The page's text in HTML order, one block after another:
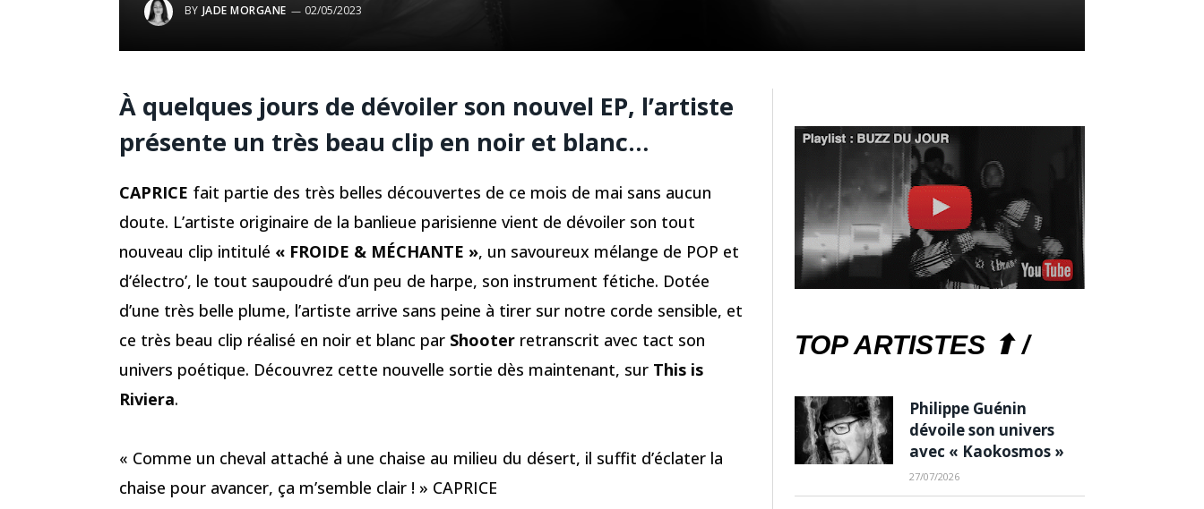
BY JADE MORGANE 02/05/2023
À quelques jours de dévoiler son nouvel EP, l’artiste
présente un très beau clip en noir et blanc…
CAPRICE fait partie des très belles découvertes de ce mois de mai sans aucun
doute. L’artiste originaire de la banlieue parisienne vient de dévoiler son tout
nouveau clip intitulé « FROIDE & MÉCHANTE », un savoureux mélange de POP et
d’électro’, le tout saupoudré d’un peu de harpe, son instrument fétiche. Dotée
d’une très belle plume, l’artiste arrive sans peine à tirer sur notre corde sensible, et
ce très beau clip réalisé en noir et blanc par Shooter retranscrit avec tact son
univers poétique. Découvrez cette nouvelle sortie dès maintenant, sur This is
Riviera.
« Comme un cheval attaché à une chaise au milieu du désert, il suffit d’éclater la
chaise pour avancer, ça m’semble clair ! » CAPRICE
TOP ARTISTES ⬆ /
Philippe Guénin
dévoile son univers
avec « Kaokosmos »
27/07/2026